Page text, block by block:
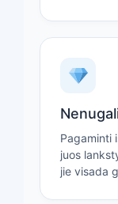
Pagaminti
juos
jie visada